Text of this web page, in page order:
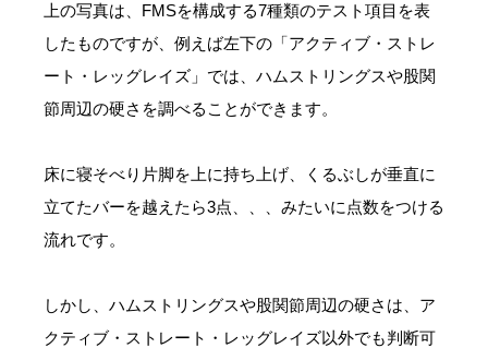
上の写真は、FMSを構成する7種類のテスト項目を表
したものですが、例えば左下の「アクティブ・ストレ
ート・レッグレイズ」では、ハムストリングスや股関
節周辺の硬さを調べることができます。
床に寝そべり片脚を上に持ち上げ、くるぶしが垂直に
立てたバーを越えたら3点、、、みたいに点数をつける
流れです。
しかし、ハムストリングスや股関節周辺の硬さは、ア
クティブ・ストレート・レッグレイズ以外でも判断可